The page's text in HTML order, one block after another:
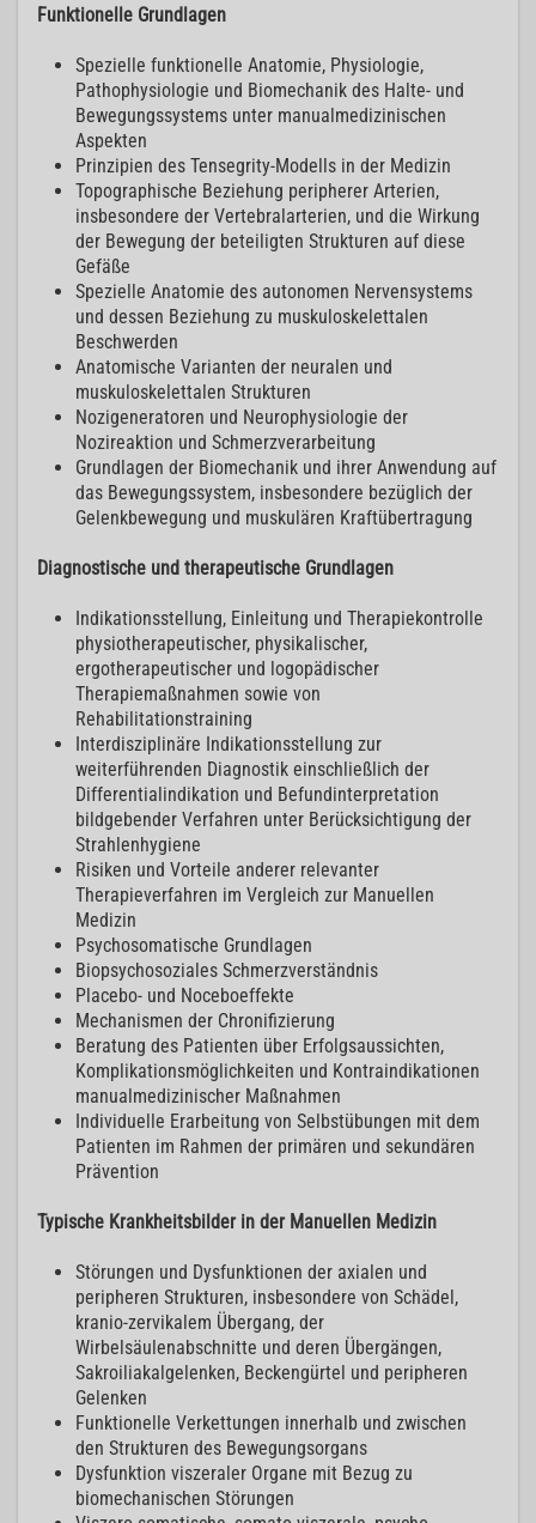
Funktionelle Grundlagen
Spezielle funktionelle Anatomie, Physiologie,
Pathophysiologie und Biomechanik des Halte- und
Bewegungssystems unter manualmedizinischen
Aspekten
Prinzipien des Tensegrity-Modells in der Medizin
Topographische Beziehung peripherer Arterien,
insbesondere der Vertebralarterien, und die Wirkung
der Bewegung der beteiligten Strukturen auf diese
Gefäße
Spezielle Anatomie des autonomen Nervensystems
und dessen Beziehung zu muskuloskelettalen
Beschwerden
Anatomische Varianten der neuralen und
muskuloskelettalen Strukturen
Nozigeneratoren und Neurophysiologie der
Nozireaktion und Schmerzverarbeitung
Grundlagen der Biomechanik und ihrer Anwendung auf
das Bewegungssystem, insbesondere bezüglich der
Gelenkbewegung und muskulären Kraftübertragung
Diagnostische und therapeutische Grundlagen
Indikationsstellung, Einleitung und Therapiekontrolle
physiotherapeutischer, physikalischer,
ergotherapeutischer und logopädischer
Therapiemaßnahmen sowie von
Rehabilitationstraining
Interdisziplinäre Indikationsstellung zur
weiterführenden Diagnostik einschließlich der
Differentialindikation und Befundinterpretation
bildgebender Verfahren unter Berücksichtigung der
Strahlenhygiene
Risiken und Vorteile anderer relevanter
Therapieverfahren im Vergleich zur Manuellen
Medizin
Psychosomatische Grundlagen
Biopsychosoziales Schmerzverständnis
Placebo- und Noceboeffekte
Mechanismen der Chronifizierung
Beratung des Patienten über Erfolgsaussichten,
Komplikationsmöglichkeiten und Kontraindikationen
manualmedizinischer Maßnahmen
Individuelle Erarbeitung von Selbstübungen mit dem
Patienten im Rahmen der primären und sekundären
Prävention
Typische Krankheitsbilder in der Manuellen Medizin
Störungen und Dysfunktionen der axialen und
peripheren Strukturen, insbesondere von Schädel,
kranio-zervikalem Übergang, der
Wirbelsäulenabschnitte und deren Übergängen,
Sakroiliakalgelenken, Beckengürtel und peripheren
Gelenken
Funktionelle Verkettungen innerhalb und zwischen
den Strukturen des Bewegungsorgans
Dysfunktion viszeraler Organe mit Bezug zu
biomechanischen Störungen